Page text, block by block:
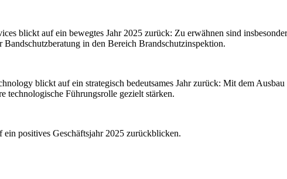
blickt auf ein bewegtes Jahr 2025 zurück: Zu erwähnen sind
in den Bereich Brandschutzinspektion.
blickt auf ein strategisch bedeutsames Jahr zurück: Mit dem
technologische Führungsrolle gezielt stärken.
ein positives Geschäftsjahr 2025 zurückblicken.